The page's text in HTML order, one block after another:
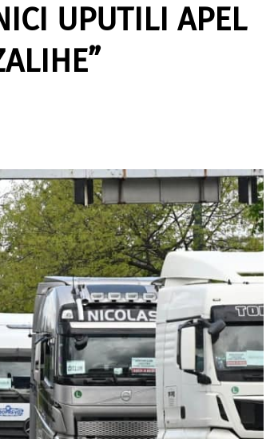
UPUTILI APEL